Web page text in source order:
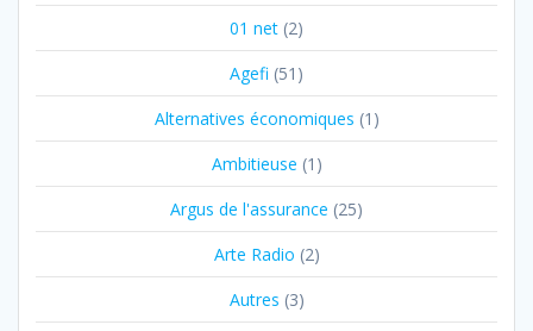
01 net (2)
Agefi (51)
Alternatives économiques (1)
Ambitieuse (1)
Argus de l'assurance (25)
Arte Radio (2)
Autres (3)